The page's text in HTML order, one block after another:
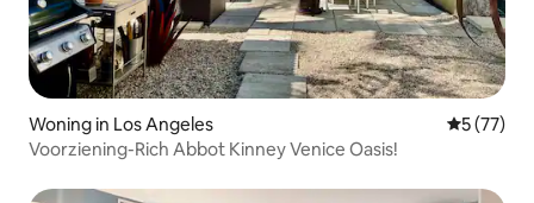
Woning in Los Angeles
5 (77)
Voorziening-Rich Abbot Kinney Venice Oasis!